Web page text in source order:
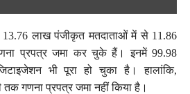
13.76 लाख पंजीकृत मतदाताओं में से 11.86
प्रपत्र जमा कर चुके हैं। इनमें 99.98
भी पूरा हो चुका है। हालांकि,
गणना प्रपत्र जमा नहीं किया है।